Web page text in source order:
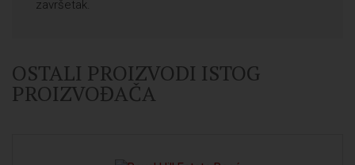
završetak.
OSTALI PROIZVODI ISTOG
PROIZVOĐAČA